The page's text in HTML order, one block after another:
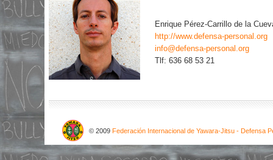
Enrique Pérez-Carrillo de la
http://www.defensa-personal.org
info@defensa-personal.org
Tlf: 636 68 53 21
© 2009 Federación Internacional de Yawara-Jitsu - Defensa